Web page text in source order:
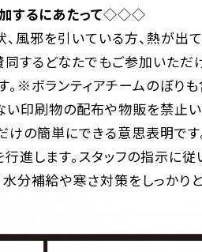
するにあたって◇◇◇
、風邪を引いている方、熱が出
同するどなたでもご参加いた
。※ボランティアチームのぼり
い印刷物の配布や物販を禁止い
けの簡単にできる意思表明で
進します。スタッフの指示に
水分補給や寒さ対策をしっかり